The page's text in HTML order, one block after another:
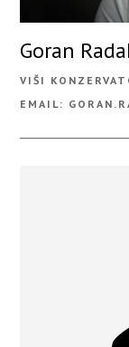
Goran
VIŠI
EMAIL: